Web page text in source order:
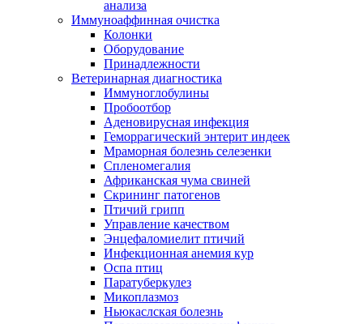
анализа
Иммуноаффинная очистка
Колонки
Оборудование
Принадлежности
Ветеринарная диагностика
Иммуноглобулины
Пробоотбор
Аденовирусная инфекция
Геморрагический энтерит индеек
Мраморная болезнь селезенки
Спленомегалия
Африканская чума свиней
Скрининг патогенов
Птичий грипп
Управление качеством
Энцефаломиелит птичий
Инфекционная анемия кур
Оспа птиц
Паратуберкулез
Микоплазмоз
Ньюкаслская болезнь